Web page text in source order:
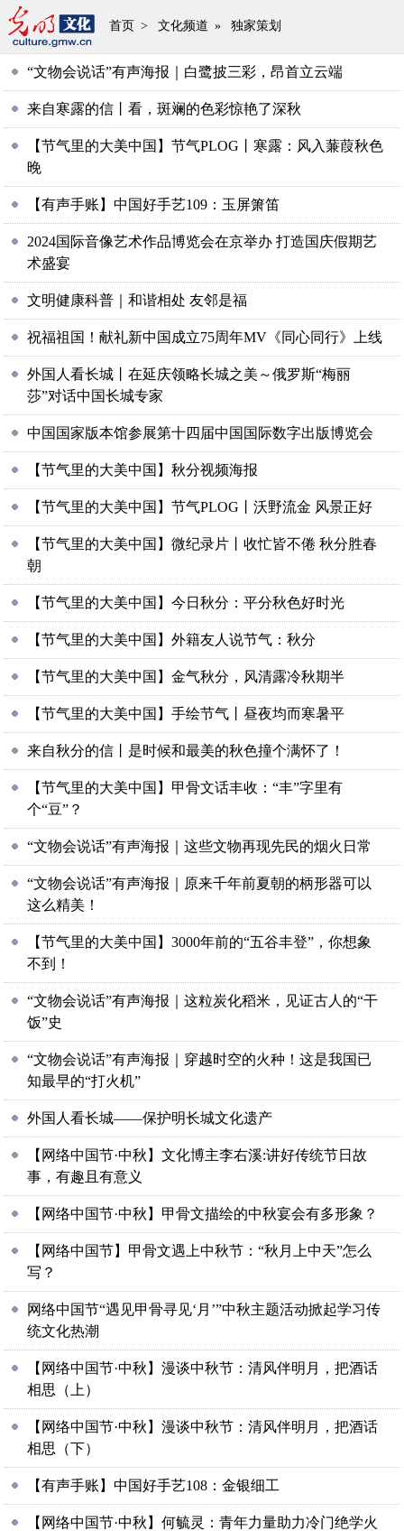
首页 > 文化频道 » 独家策划
“文物会说话”有声海报｜白鹭披三彩，昂首立云端
来自寒露的信丨看，斑斓的色彩惊艳了深秋
【节气里的大美中国】节气PLOG丨寒露：风入蒹葭秋色
晚
【有声手账】中国好手艺109：玉屏箫笛
2024国际音像艺术作品博览会在京举办 打造国庆假期艺
术盛宴
文明健康科普｜和谐相处 友邻是福
祝福祖国！献礼新中国成立75周年MV《同心同行》上线
外国人看长城丨在延庆领略长城之美～俄罗斯“梅丽
莎”对话中国长城专家
中国国家版本馆参展第十四届中国国际数字出版博览会
【节气里的大美中国】秋分视频海报
【节气里的大美中国】节气PLOG丨沃野流金 风景正好
【节气里的大美中国】微纪录片丨收忙皆不倦 秋分胜春
朝
【节气里的大美中国】今日秋分：平分秋色好时光
【节气里的大美中国】外籍友人说节气：秋分
【节气里的大美中国】金气秋分，风清露冷秋期半
【节气里的大美中国】手绘节气丨昼夜均而寒暑平
来自秋分的信丨是时候和最美的秋色撞个满怀了！
【节气里的大美中国】甲骨文话丰收：“丰”字里有
个“豆”？
“文物会说话”有声海报｜这些文物再现先民的烟火日常
“文物会说话”有声海报｜原来千年前夏朝的柄形器可以
这么精美！
【节气里的大美中国】3000年前的“五谷丰登”，你想象
不到！
“文物会说话”有声海报｜这粒炭化稻米，见证古人的“干
饭”史
“文物会说话”有声海报｜穿越时空的火种！这是我国已
知最早的“打火机”
外国人看长城——保护明长城文化遗产
【网络中国节·中秋】文化博主李右溪:讲好传统节日故
事，有趣且有意义
【网络中国节·中秋】甲骨文描绘的中秋宴会有多形象？
【网络中国节】甲骨文遇上中秋节：“秋月上中天”怎么
写？
网络中国节“遇见甲骨寻见‘月’”中秋主题活动掀起学习传
统文化热潮
【网络中国节·中秋】漫谈中秋节：清风伴明月，把酒话
相思（上）
【网络中国节·中秋】漫谈中秋节：清风伴明月，把酒话
相思（下）
【有声手账】中国好手艺108：金银细工
【网络中国节·中秋】何毓灵：青年力量助力冷门绝学火